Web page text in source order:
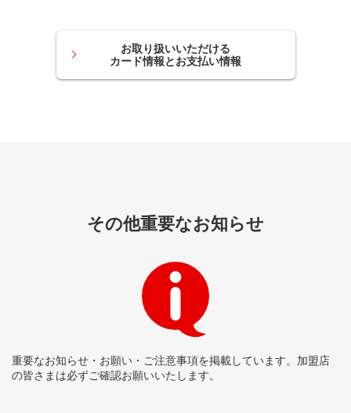
お取り扱いいただける
カード情報とお支払い情報
その他重要なお知らせ
重要なお知らせ・お願い・ご注意事項を掲載しています。 加盟店
の皆さまは必ずご確認お願いいたします。